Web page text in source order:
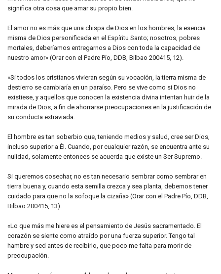
significa otra cosa que amar su propio bien.
El amor no es más que una chispa de Dios en los hombres, la esencia
misma de Dios personificada en el Espíritu Santo; nosotros, pobres
mortales, deberíamos entregarnos a Dios con toda la capacidad de
nuestro amor» (Orar con el Padre Pío, DDB, Bilbao 200415, 12).
«Si todos los cristianos vivieran según su vocación, la tierra misma de
destierro se cambiaría en un paraíso. Pero se vive como si Dios no
existiese, y aquellos que conocen la existencia divina intentan huir de la
mirada de Dios, a fin de ahorrarse preocupaciones en la justificación de
su conducta extraviada.
El hombre es tan soberbio que, teniendo medios y salud, cree ser Dios,
incluso superior a Él. Cuando, por cualquier razón, se encuentra ante su
nulidad, solamente entonces se acuerda que existe un Ser Supremo.
Si queremos cosechar, no es tan necesario sembrar como sembrar en
tierra buena y, cuando esta semilla crezca y sea planta, debemos tener
cuidado para que no la sofoque la cizaña» (Orar con el Padre Pío, DDB,
Bilbao 200415, 13).
«Lo que más me hiere es el pensamiento de Jesús sacramentado. El
corazón se siente como atraído por una fuerza superior. Tengo tal
hambre y sed antes de recibirlo, que poco me falta para morir de
preocupación.